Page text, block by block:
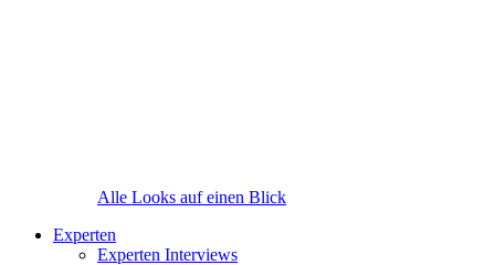
Alle Looks auf einen Blick
Experten
Experten Interviews